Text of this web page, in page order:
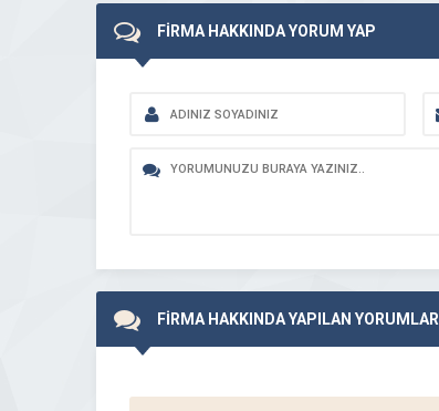
FİRMA HAKKINDA YORUM YAP
FİRMA HAKKINDA YAPILAN YORUMLAR